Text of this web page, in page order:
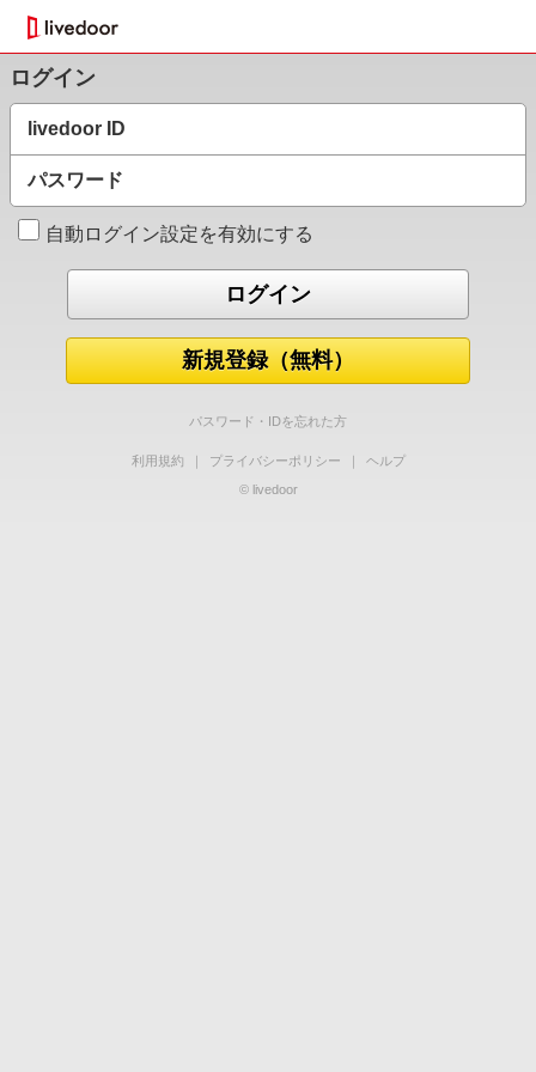
ログイン
livedoor ID
パスワード
自動ログイン設定を有効にする
新規登録（無料）
パスワード・IDを忘れた方
利用規約 ｜ プライバシーポリシー ｜
ヘルプ
© livedoor